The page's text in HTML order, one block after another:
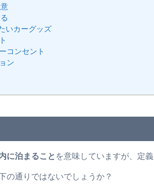
いカーグッズ
コンセント
ン
に泊まること を意味していますが、定
の通りではないでしょうか？